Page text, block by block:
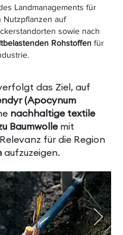
Landmanagements für
Nutzpflanzen auf
sowie nach
Rohstoffen für
das Ziel, auf
(Apocynum
nachhaltige textile
Baumwollemit
für die Region
aufzuzeigen.